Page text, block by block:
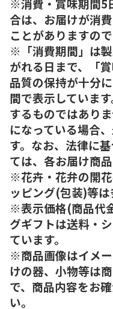
合は、お届けが消
ことがありますの
※「消費期間」は
がれる日まで、「
品質の保持が十分
間で表示していま
するものではあり
になっている場合
す。なお、法律に
ては、各お届け商
※花卉・花弁の開
ッピング(包装)等は
※表示価格(商品代
グギフトは送料・
ています。
※商品画像はイメ
けの器、小物等は
で、商品内容をお
い。